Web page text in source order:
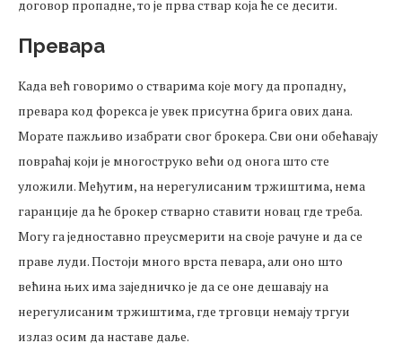
договор пропадне, то је прва ствар која ће се десити.
Превара
Када већ говоримо о стварима које могу да пропадну,
превара код форекса је увек присутна брига ових дана.
Морате пажљиво изабрати свог брокера. Сви они обећавају
повраћај који је многоструко већи од онога што сте
уложили. Међутим, на нерегулисаним тржиштима, нема
гаранције да ће брокер стварно ставити новац где треба.
Могу га једноставно преусмерити на своје рачуне и да се
праве луди. Постоји много врста певара, али оно што
већина њих има заједничко је да се оне дешавају на
нерегулисаним тржиштима, где трговци немају тргуи
излаз осим да наставе даље.